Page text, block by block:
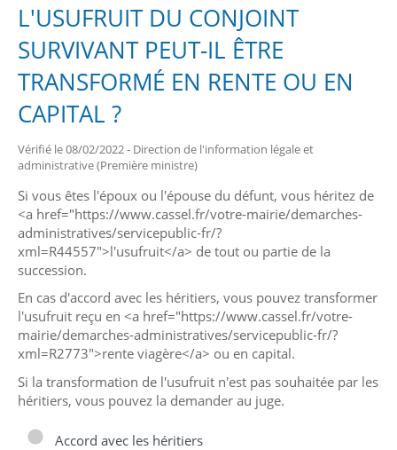
L'USUFRUIT DU CONJOINT
SURVIVANT PEUT-IL ÊTRE
TRANSFORMÉ EN RENTE OU EN
CAPITAL ?
Vérifié le 08/02/2022 - Direction de l'information légale et
administrative (Première ministre)
Si vous êtes l'époux ou l'épouse du défunt, vous héritez de
<a href="https://www.cassel.fr/votre-mairie/demarches-
administratives/servicepublic-fr/?
xml=R44557">l'usufruit</a> de tout ou partie de la
succession.
En cas d'accord avec les héritiers, vous pouvez transformer
l'usufruit reçu en <a href="https://www.cassel.fr/votre-
mairie/demarches-administratives/servicepublic-fr/?
xml=R2773">rente viagère</a> ou en capital.
Si la transformation de l'usufruit n'est pas souhaitée par les
héritiers, vous pouvez la demander au juge.
Accord avec les héritiers